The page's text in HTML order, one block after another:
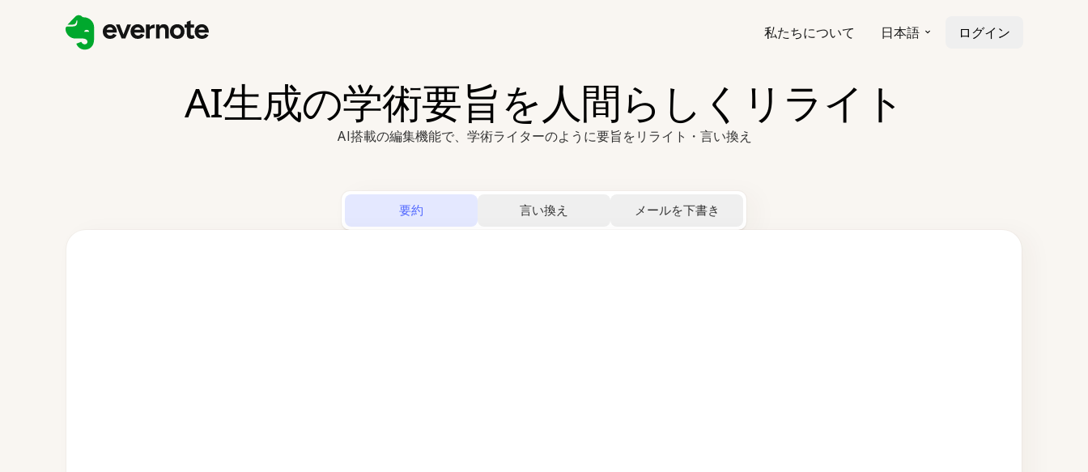
私たちについて 日本語 ログイン
AI生成の学術要旨を人間らしくリライト
AI搭載の編集機能で、学術ライターのように要旨をリライト・言い換え
要約 言い換え メールを下書き